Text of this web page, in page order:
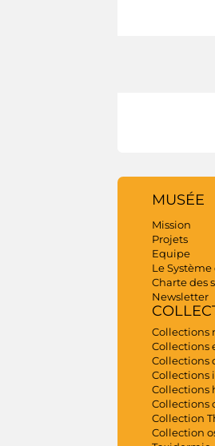
MUSÉE
Mission
Projets
Equipe
Le Système
Charte des
Newsletter
Collections
Collections
Collections
Collections
Collections
Collections
Collection
Collection